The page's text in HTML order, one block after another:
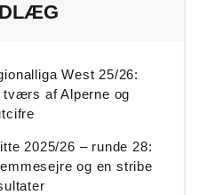
West 25/26:
af Alperne og
2025/26 – runde 28:
og en stribe